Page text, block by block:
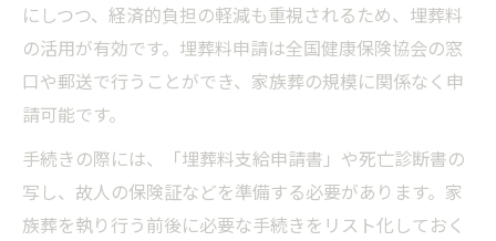
にしつつ、経済的負担の軽減も重視されるため、埋葬料
の活用が有効です。埋葬料申請は全国健康保険協会の窓
口や郵送で行うことができ、家族葬の規模に関係なく申
請可能です。
手続きの際には、「埋葬料支給申請書」や死亡診断書の
写し、故人の保険証などを準備する必要があります。家
族葬を執り行う前後に必要な手続きをリスト化しておく